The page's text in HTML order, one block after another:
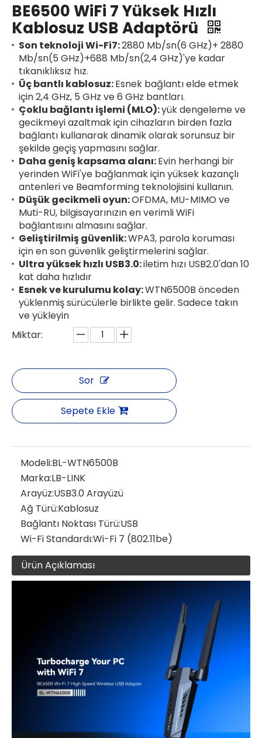
BE6500 WiFi 7 Yüksek Hızlı
Kablosuz USB Adaptörü
Son teknoloji Wi-Fi7:2880 Mb/sn(6 GHz)+ 2880
Mb/sn(5 GHz)+688 Mb/sn(2,4 GHz)'ye kadar
tıkanıklıksız hız.
Üç bantlı kablosuz:Esnek bağlantı elde etmek
için 2,4 GHz, 5 GHz ve 6 GHz bantları.
Çoklu bağlantı işlemi (MLO):yük dengeleme ve
gecikmeyi azaltmak için cihazların birden fazla
bağlantı kullanarak dinamik olarak sorunsuz bir
şekilde geçiş yapmasını sağlar.
Daha geniş kapsama alanı:Evin herhangi bir
yerinden WiFi'ye bağlanmak için yüksek kazançlı
antenleri ve Beamforming teknolojisini kullanın.
Düşük gecikmeli oyun:OFDMA, MU-MIMO ve
Muti-RU, bilgisayarınızın en verimli WiFi
bağlantısını almasını sağlar.
Geliştirilmiş güvenlik:WPA3, parola koruması
için en son güvenlik geliştirmelerini sağlar.
Ultra yüksek hızlı USB3.0:iletim hızı USB2.0'dan 10
kat daha hızlıdır
Esnek ve kurulumu kolay:WTN6500B önceden
yüklenmiş sürücülerle birlikte gelir. Sadece takın
ve yükleyin
Miktar:
Sor
Sepete Ekle
Modeli:BL-WTN6500B
Marka:LB-LINK
Arayüz:USB3.0 Arayüzü
Ağ Türü:Kablosuz
Bağlantı Noktası Türü:USB
Wi-Fi Standardı:Wi-Fi 7 (802.11be)
Ürün Açıklaması